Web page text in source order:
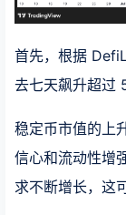
首先，根据
去七天飙升超过
稳定币市值的上
信心和流动性增
求不断增长，这